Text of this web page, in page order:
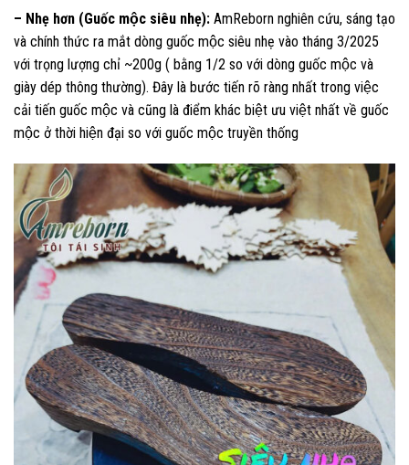
– Nhẹ hơn (Guốc mộc siêu nhẹ): AmReborn nghiên cứu, sáng tạo
và chính thức ra mắt dòng guốc mộc siêu nhẹ vào tháng 3/2025
với trọng lượng chỉ ~200g ( bằng 1/2 so với dòng guốc mộc và
giày dép thông thường). Đây là bước tiến rõ ràng nhất trong việc
cải tiến guốc mộc và cũng là điểm khác biệt ưu việt nhất về guốc
mộc ở thời hiện đại so với guốc mộc truyền thống